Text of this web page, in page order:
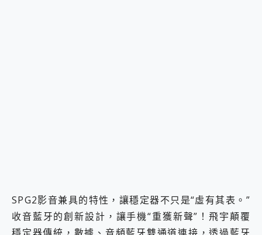
SPG2影音兼具的特性，讓穩定器不只是“虛有其表。”
收音藍牙的創新設計，讓手機“重獲新聲”！飛宇顛覆